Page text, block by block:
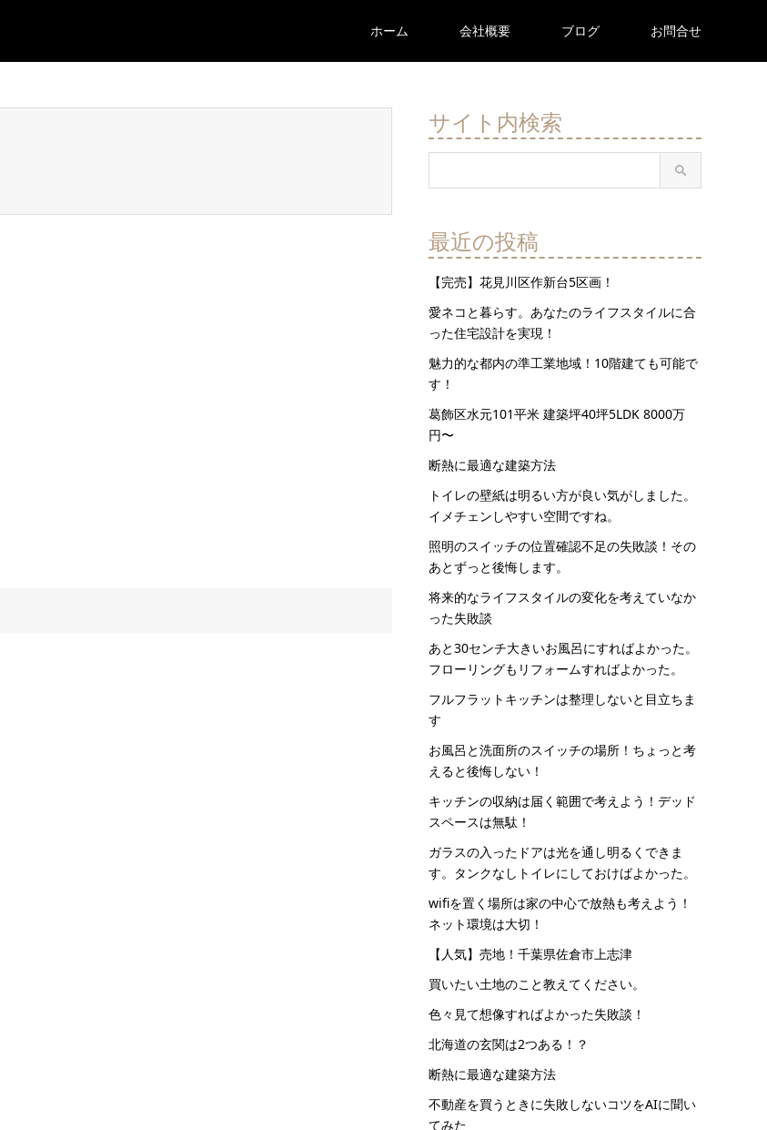
ホーム 会社概要 ブログ お問合せ
サイト内検索
最近の投稿
【完売】花見川区作新台5区画！
愛ネコと暮らす。あなたのライフスタイルに合
った住宅設計を実現！
魅力的な都内の準工業地域！10階建ても可能で
す！
葛飾区水元101平米 建築坪40坪5LDK 8000万
円〜
断熱に最適な建築方法
トイレの壁紙は明るい方が良い気がしました。
イメチェンしやすい空間ですね。
照明のスイッチの位置確認不足の失敗談！その
あとずっと後悔します。
将来的なライフスタイルの変化を考えていなか
った失敗談
あと30センチ大きいお風呂にすればよかった。
フローリングもリフォームすればよかった。
フルフラットキッチンは整理しないと目立ちま
す
お風呂と洗面所のスイッチの場所！ちょっと考
えると後悔しない！
キッチンの収納は届く範囲で考えよう！デッド
スペースは無駄！
ガラスの入ったドアは光を通し明るくできま
す。タンクなしトイレにしておけばよかった。
wifiを置く場所は家の中心で放熱も考えよう！
ネット環境は大切！
【人気】売地！千葉県佐倉市上志津
買いたい土地のこと教えてください。
色々見て想像すればよかった失敗談！
北海道の玄関は2つある！？
断熱に最適な建築方法
不動産を買うときに失敗しないコツをAIに聞い
てみた